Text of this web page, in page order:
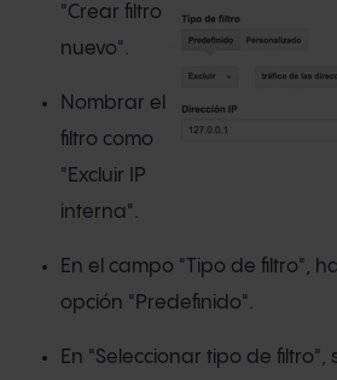
"Crear filtro
nuevo".
Nombrar el
filtro como
"Excluir IP
interna".
En el campo "Tipo de filtro",
opción "Predefinido".
En "Seleccionar tipo de filtro",